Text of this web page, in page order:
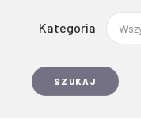
Kategoria